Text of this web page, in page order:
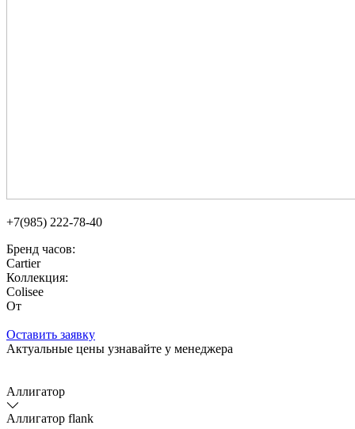
+7(985) 222-78-40
Бренд часов:
Cartier
Коллекция:
Colisee
От
Оставить заявку
Актуальные цены узнавайте у менеджера
Аллигатор
Аллигатор flank